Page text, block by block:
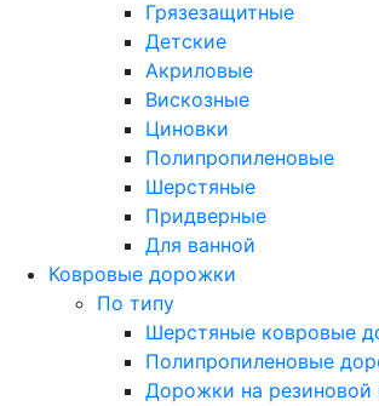
Грязезащитные
Детские
Акриловые
Вискозные
Циновки
Полипропиленовые
Шерстяные
Придверные
Для ванной
Ковровые дорожки
По типу
Шерстяные ковровые
Полипропиленовые
Дорожки на резиновой